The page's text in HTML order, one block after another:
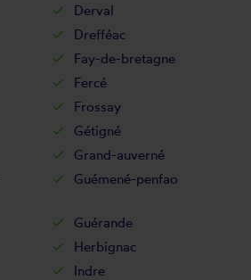
Derval
Drefféac
Fay-de-bretagne
Fercé
Frossay
Gétigné
Grand-auverné
Guémené-penfao
Guérande
Herbignac
Indre